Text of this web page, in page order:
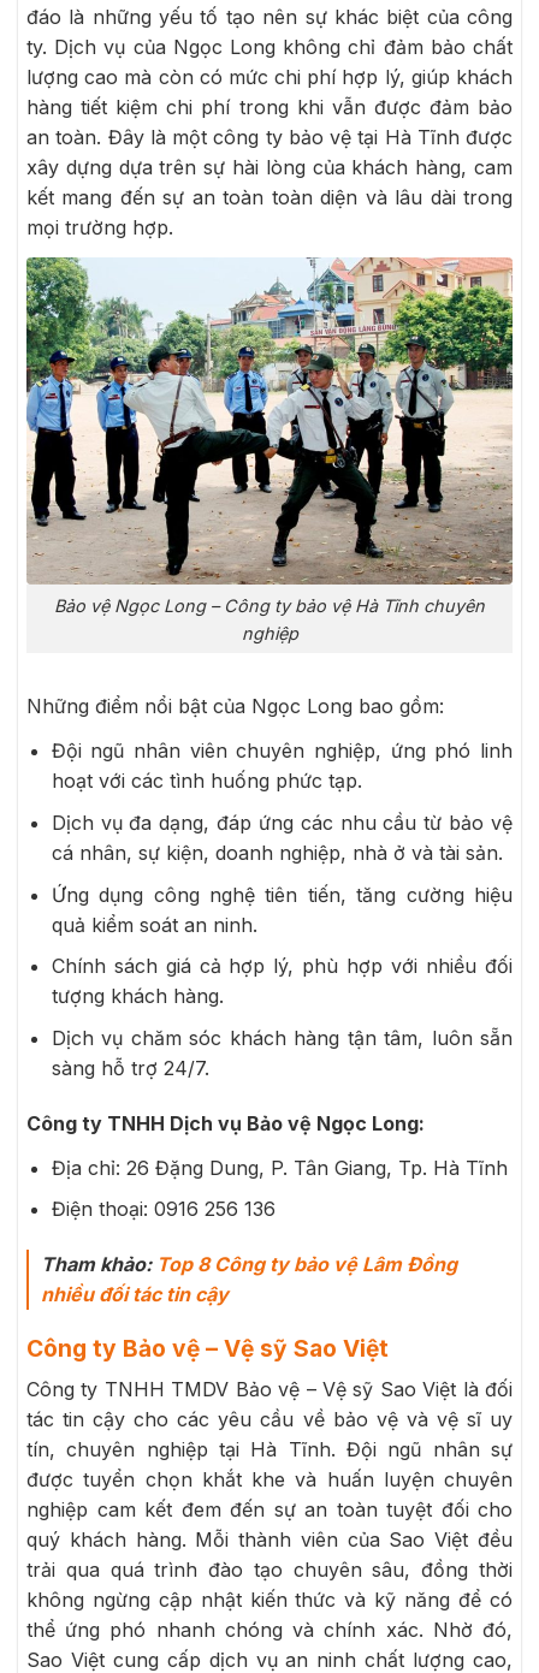
đáo là những yếu tố tạo nên sự khác biệt của công
ty. Dịch vụ của Ngọc Long không chỉ đảm bảo chất
lượng cao mà còn có mức chi phí hợp lý, giúp khách
hàng tiết kiệm chi phí trong khi vẫn được đảm bảo
an toàn. Đây là một công ty bảo vệ tại Hà Tĩnh được
xây dựng dựa trên sự hài lòng của khách hàng, cam
kết mang đến sự an toàn toàn diện và lâu dài trong
mọi trường hợp.
Bảo vệ Ngọc Long – Công ty bảo vệ Hà Tĩnh chuyên
nghiệp
Những điểm nổi bật của Ngọc Long bao gồm:
Đội ngũ nhân viên chuyên nghiệp, ứng phó linh
hoạt với các tình huống phức tạp.
Dịch vụ đa dạng, đáp ứng các nhu cầu từ bảo vệ
cá nhân, sự kiện, doanh nghiệp, nhà ở và tài sản.
Ứng dụng công nghệ tiên tiến, tăng cường hiệu
quả kiểm soát an ninh.
Chính sách giá cả hợp lý, phù hợp với nhiều đối
tượng khách hàng.
Dịch vụ chăm sóc khách hàng tận tâm, luôn sẵn
sàng hỗ trợ 24/7.
Công ty TNHH Dịch vụ Bảo vệ Ngọc Long:
Địa chỉ: 26 Đặng Dung, P. Tân Giang, Tp. Hà Tĩnh
Điện thoại: 0916 256 136
Tham khảo: Top 8 Công ty bảo vệ Lâm Đồng
nhiều đối tác tin cậy
Công ty Bảo vệ – Vệ sỹ Sao Việt
Công ty TNHH TMDV Bảo vệ – Vệ sỹ Sao Việt là đối
tác tin cậy cho các yêu cầu về bảo vệ và vệ sĩ uy
tín, chuyên nghiệp tại Hà Tĩnh. Đội ngũ nhân sự
được tuyển chọn khắt khe và huấn luyện chuyên
nghiệp cam kết đem đến sự an toàn tuyệt đối cho
quý khách hàng. Mỗi thành viên của Sao Việt đều
trải qua quá trình đào tạo chuyên sâu, đồng thời
không ngừng cập nhật kiến thức và kỹ năng để có
thể ứng phó nhanh chóng và chính xác. Nhờ đó,
Sao Việt cung cấp dịch vụ an ninh chất lượng cao,